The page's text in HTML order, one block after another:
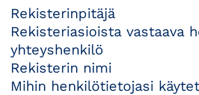
Rekisterinpitäjä
Rekisteriasioista vastaava
yhteyshenkilö
Rekisterin nimi
Mihin henkilötietojasi